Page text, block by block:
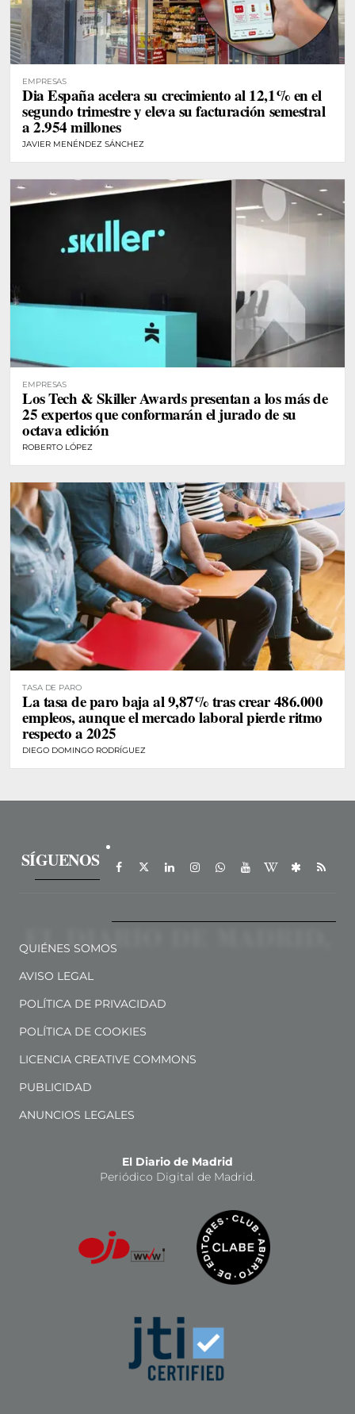
EMPRESAS
Dia España acelera su crecimiento al 12,1% en el
segundo trimestre y eleva su facturación semestral
a 2.954 millones
JAVIER MENÉNDEZ SÁNCHEZ
EMPRESAS
Los Tech & Skiller Awards presentan a los más de
25 expertos que conformarán el jurado de su
octava edición
ROBERTO LÓPEZ
TASA DE PARO
La tasa de paro baja al 9,87% tras crear 486.000
empleos, aunque el mercado laboral pierde ritmo
respecto a 2025
DIEGO DOMINGO RODRÍGUEZ
SÍGUENOS
QUIÉNES SOMOS
AVISO LEGAL
POLÍTICA DE PRIVACIDAD
POLÍTICA DE COOKIES
LICENCIA CREATIVE COMMONS
PUBLICIDAD
ANUNCIOS LEGALES
El Diario de Madrid
Periódico Digital de Madrid.